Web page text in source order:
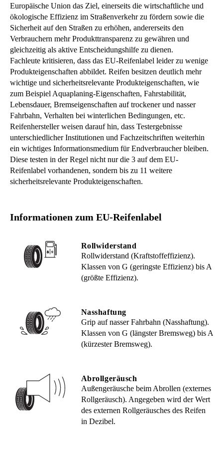
Europäische Union das Ziel, einerseits die wirtschaftliche und
ökologische Effizienz im Straßenverkehr zu fördern sowie die
Sicherheit auf den Straßen zu erhöhen, andererseits den
Verbrauchern mehr Produkttransparenz zu gewähren und
gleichzeitig als aktive Entscheidungshilfe zu dienen.
Fachleute kritisieren, dass das EU-Reifenlabel leider zu wenige
Produkteigenschaften abbildet. Reifen besitzen deutlich mehr
wichtige und sicherheitsrelevante Produkteigenschaften, wie
zum Beispiel Aquaplaning-Eigenschaften, Fahrstabilität,
Lebensdauer, Bremseigenschaften auf trockener und nasser
Fahrbahn, Verhalten bei winterlichen Bedingungen, etc.
Reifenhersteller weisen darauf hin, dass Testergebnisse
unterschiedlicher Institutionen und Fachzeitschriften weiterhin
ein wichtiges Informationsmedium für Endverbraucher bleiben.
Diese testen in der Regel nicht nur die 3 auf dem EU-
Reifenlabel vorhandenen, sondern bis zu 11 weitere
sicherheitsrelevante Produkteigenschaften.
Informationen zum EU-Reifenlabel
Rollwiderstand
Rollwiderstand (Kraftstoffeffizienz).
Klassen von G (geringste Effizienz) bis A
(größte Effizienz).
Nasshaftung
Grip auf nasser Fahrbahn (Nasshaftung).
Klassen von G (längster Bremsweg) bis A
(kürzester Bremsweg).
Abrollgeräusch
Außengeräusche beim Abrollen (externes
Rollgeräusch). Angegeben wird der Wert
des externen Rollgeräusches des Reifen
in Dezibel.